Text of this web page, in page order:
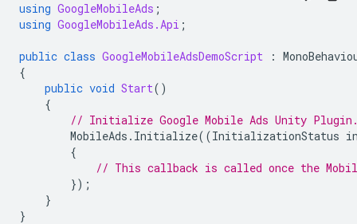
using GoogleMobileAds ;
using GoogleMobileAds.Api ;
public class GoogleMobileAdsDemoScript :
{
public void Start()
{
// Initialize Google Mobile Ads Unity Plugin
MobileAds . Initialize((InitializationStatus
{
// This callback is called once the
});
}
}